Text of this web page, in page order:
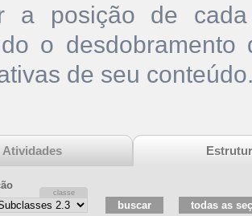
a posição de
o
de seu
Atividades